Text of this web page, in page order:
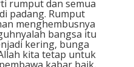
rumput dan semua
padang. Rumput
menghembusnya
bangsa itu
kering, bunga
kita tetap untuk